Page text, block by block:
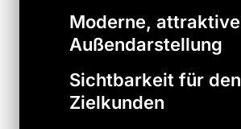
Moderne, attraktive
Außendarstellung
Sichtbarkeit für den
Zielkunden